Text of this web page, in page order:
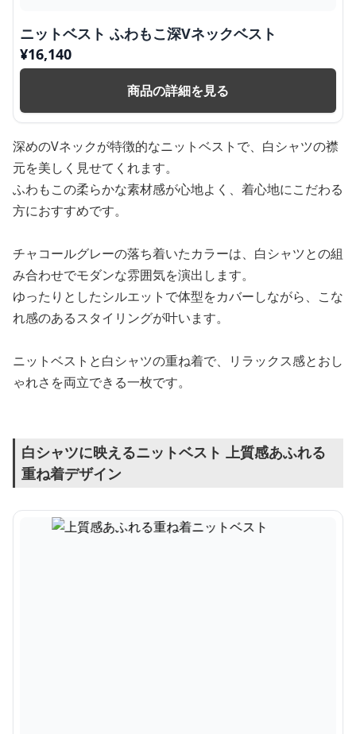
ニットベスト ふわもこ深Vネックベスト
¥16,140
商品の詳細を見る
深めのVネックが特徴的なニットベストで、白シャツの襟
元を美しく見せてくれます。
ふわもこの柔らかな素材感が心地よく、着心地にこだわる
方におすすめです。
チャコールグレーの落ち着いたカラーは、白シャツとの組
み合わせでモダンな雰囲気を演出します。
ゆったりとしたシルエットで体型をカバーしながら、こな
れ感のあるスタイリングが叶います。
ニットベストと白シャツの重ね着で、リラックス感とおし
ゃれさを両立できる一枚です。
白シャツに映えるニットベスト 上質感あふれる
重ね着デザイン